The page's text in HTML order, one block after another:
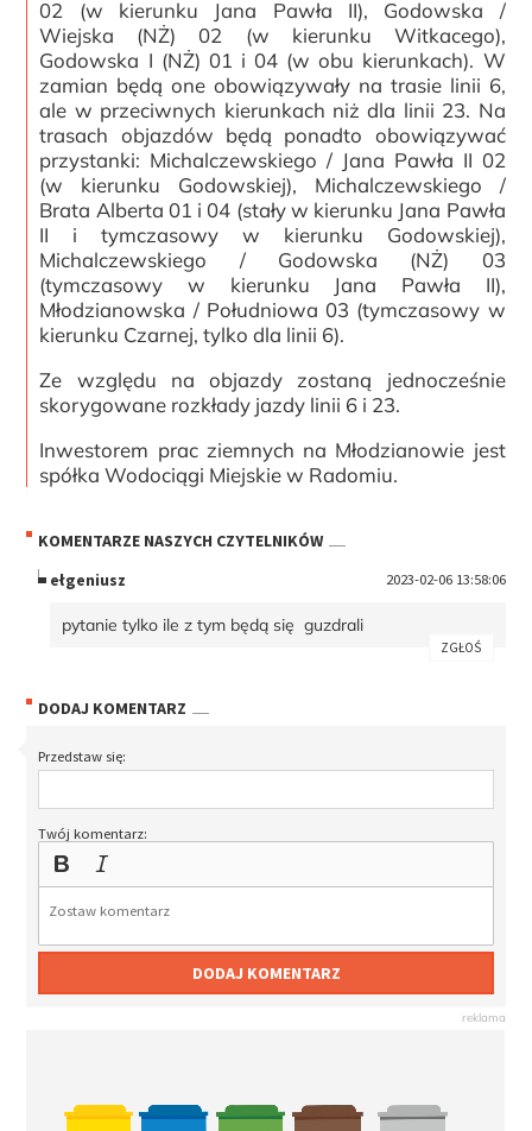
02 (w kierunku Jana Pawła II), Godowska /
Wiejska (NŻ) 02 (w kierunku Witkacego),
Godowska I (NŻ) 01 i 04 (w obu kierunkach). W
zamian będą one obowiązywały na trasie linii 6,
ale w przeciwnych kierunkach niż dla linii 23. Na
trasach objazdów będą ponadto obowiązywać
przystanki: Michalczewskiego / Jana Pawła II 02
(w kierunku Godowskiej), Michalczewskiego /
Brata Alberta 01 i 04 (stały w kierunku Jana Pawła
II i tymczasowy w kierunku Godowskiej),
Michalczewskiego / Godowska (NŻ) 03
(tymczasowy w kierunku Jana Pawła II),
Młodzianowska / Południowa 03 (tymczasowy w
kierunku Czarnej, tylko dla linii 6).
Ze względu na objazdy zostaną jednocześnie
skorygowane rozkłady jazdy linii 6 i 23.
Inwestorem prac ziemnych na Młodzianowie jest
spółka Wodociągi Miejskie w Radomiu.
KOMENTARZE NASZYCH CZYTELNIKÓW
ełgeniusz
2023-02-06 13:58:06
pytanie tylko ile z tym będą się guzdrali
ZGŁOŚ
DODAJ KOMENTARZ
Przedstaw się:
Twój komentarz:
DODAJ KOMENTARZ